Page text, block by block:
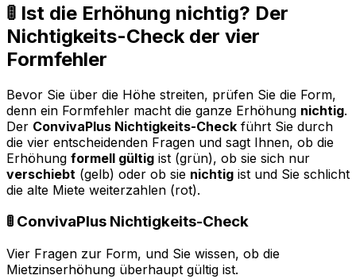
🚦 Ist die Erhöhung nichtig? Der
Nichtigkeits-Check der vier
Formfehler
Bevor Sie über die Höhe streiten, prüfen Sie die Form,
denn ein Formfehler macht die ganze Erhöhung nichtig.
Der ConvivaPlus Nichtigkeits-Check führt Sie durch
die vier entscheidenden Fragen und sagt Ihnen, ob die
Erhöhung formell gültig ist (grün), ob sie sich nur
verschiebt (gelb) oder ob sie nichtig ist und Sie schlicht
die alte Miete weiterzahlen (rot).
🚦 ConvivaPlus Nichtigkeits-Check
Vier Fragen zur Form, und Sie wissen, ob die
Mietzinserhöhung überhaupt gültig ist.